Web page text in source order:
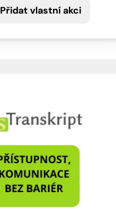
Přidat vlastní akci